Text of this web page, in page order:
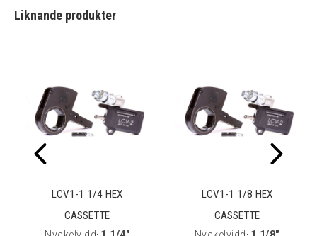
Liknande produkter
LCV1-1 1/4 HEX
CASSETTE
LCV1-1 1/8 HEX
CASSETTE